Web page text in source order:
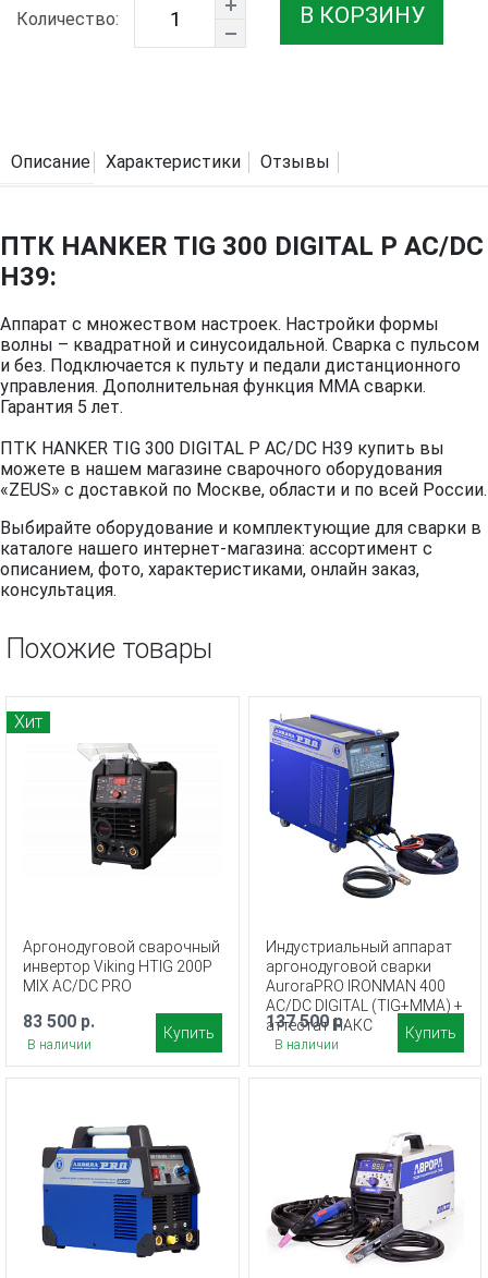
Количество: В КОРЗИНУ
Описание Характеристики Отзывы
ПТК HANKER TIG 300 DIGITAL P AC/DC
H39:
Аппарат с множеством настроек. Настройки формы
волны – квадратной и синусоидальной. Сварка с пульсом
и без. Подключается к пульту и педали дистанционного
управления. Дополнительная функция MMA сварки.
Гарантия 5 лет.
ПТК HANKER TIG 300 DIGITAL P AC/DC H39 купить вы
можете в нашем магазине сварочного оборудования
«ZEUS» с доставкой по Москве, области и по всей России.
Выбирайте оборудование и комплектующие для сварки в
каталоге нашего интернет-магазина: ассортимент с
описанием, фото, характеристиками, онлайн заказ,
консультация.
Похожие товары
Хит
Аргонодуговой сварочный
инвертор Viking HTIG 200P
MIX AC/DC PRO
83 500 р.
В наличии
Купить
Индустриальный аппарат
аргонодуговой сварки
AuroraPRO IRONMAN 400
AC/DC DIGITAL (TIG+MMA) +
аттестат НАКС
137 500 р.
В наличии
Купить